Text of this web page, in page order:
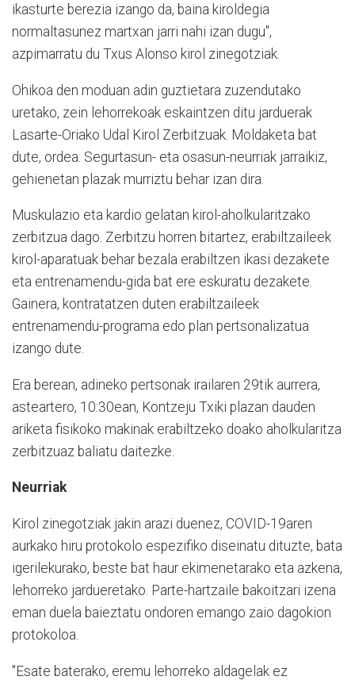
ikasturte berezia izango da, baina kiroldegia
normaltasunez martxan jarri nahi izan dugu",
azpimarratu du Txus Alonso kirol zinegotziak.
Ohikoa den moduan adin guztietara zuzendutako
uretako, zein lehorrekoak eskaintzen ditu jarduerak
Lasarte-Oriako Udal Kirol Zerbitzuak. Moldaketa bat
dute, ordea. Segurtasun- eta osasun-neurriak jarraikiz,
gehienetan plazak murriztu behar izan dira.
Muskulazio eta kardio gelatan kirol-aholkularitzako
zerbitzua dago. Zerbitzu horren bitartez, erabiltzaileek
kirol-aparatuak behar bezala erabiltzen ikasi dezakete
eta entrenamendu-gida bat ere eskuratu dezakete.
Gainera, kontratatzen duten erabiltzaileek
entrenamendu-programa edo plan pertsonalizatua
izango dute.
Era berean, adineko pertsonak irailaren 29tik aurrera,
asteartero, 10:30ean, Kontzeju Txiki plazan dauden
ariketa fisikoko makinak erabiltzeko doako aholkularitza
zerbitzuaz baliatu daitezke.
Neurriak
Kirol zinegotziak jakin arazi duenez, COVID-19aren
aurkako hiru protokolo espezifiko diseinatu dituzte, bata
igerilekurako, beste bat haur ekimenetarako eta azkena,
lehorreko jardueretako. Parte-hartzaile bakoitzari izena
eman duela baieztatu ondoren emango zaio dagokion
protokoloa.
"Esate baterako, eremu lehorreko aldagelak ez